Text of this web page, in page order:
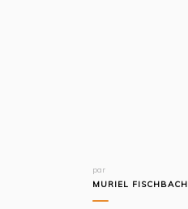
par
MURIEL FISCHBACH